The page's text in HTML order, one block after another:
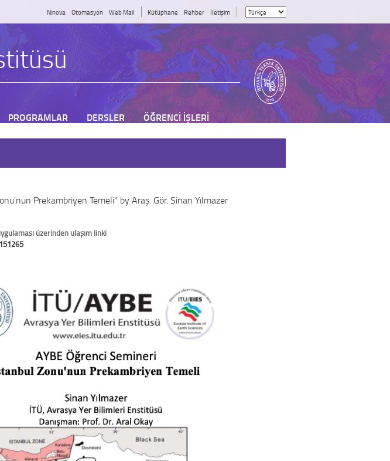
Ninova Otomasyon Web Mail Kütüphane Rehber İletişim
PROGRAMLAR DERSLER
ÖĞRENCİ İŞLERİ
Prekambriyen Temeli" by Araş. Gör. Sinan Yılmazer
üzerinden ulaşım linki